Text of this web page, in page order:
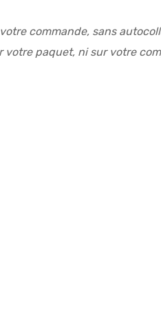
commande, sans
paquet, ni sur votre